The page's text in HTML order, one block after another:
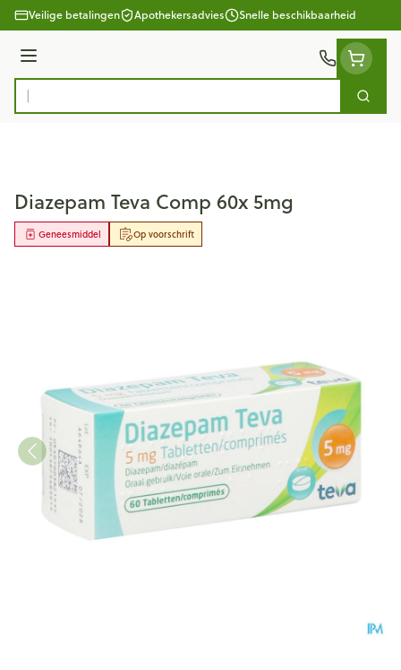
Ga naar de inhoud
Veilige betalingen Apothekersadvies Snelle beschikbaarheid
Menu
Product, merk, categorie... Zoek
Diazepam Teva Comp 60x 5mg
Op voorschrift
Geneesmiddel